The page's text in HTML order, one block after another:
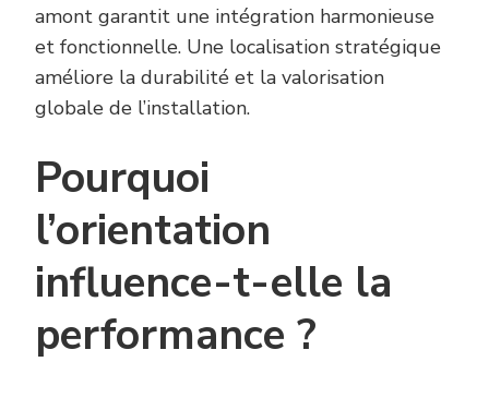
amont garantit une intégration harmonieuse
et fonctionnelle. Une localisation stratégique
améliore la durabilité et la valorisation
globale de l’installation.
Pourquoi
l’orientation
influence-t-elle la
performance ?